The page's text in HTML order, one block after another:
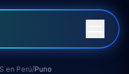
en Perú/Puno